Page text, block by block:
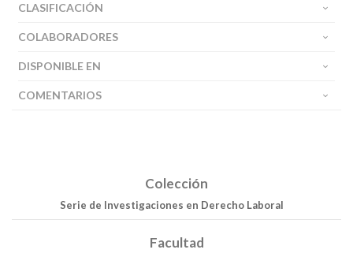
CLASIFICACIÓN
COLABORADORES
DISPONIBLE EN
COMENTARIOS
Colección
Serie de Investigaciones en Derecho Laboral
Facultad